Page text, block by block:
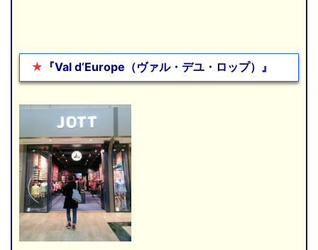
★ 『Val d’Europe（ヴァル・デユ・ロップ）』